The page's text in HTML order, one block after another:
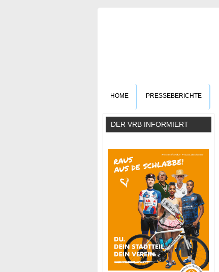
HOME PRESSEBERICHTE
DER VRB INFORMIERT